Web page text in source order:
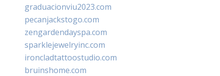
graduacionviu2023.com
pecanjackstogo.com
zengardendayspa.com
sparklejewelryinc.com
ironcladtattoostudio.com
bruinshome.com